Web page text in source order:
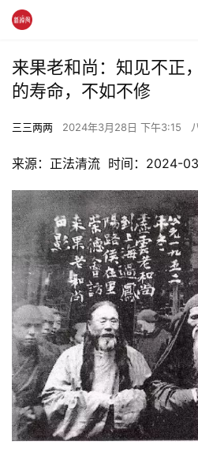
来果老和尚：知见不正
的寿命，不如不修
三三两两 2024年3月28日 下午3:15
来源：正法清流  时间：2024-